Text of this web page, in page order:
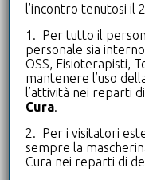
neurologia
pneumologia
puntoprelievi
riabilitazione
l’incontro tenutosi il
1. Per tutto il
personale sia
OSS, Fisioterapisti,
mantenere l’uso
l’attività nei reparti
Cura.
2. Per i visitatori
sempre la
Cura nei reparti di